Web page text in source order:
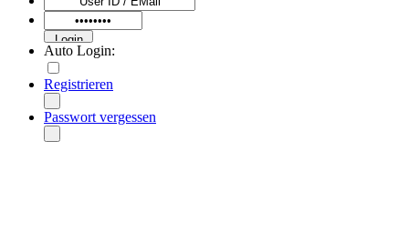
Auto Login:
Registrieren
Passwort vergessen